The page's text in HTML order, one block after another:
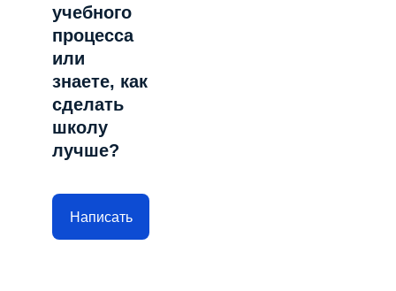
учебного
процесса
или
знаете, как
сделать
школу
лучше?
Написать